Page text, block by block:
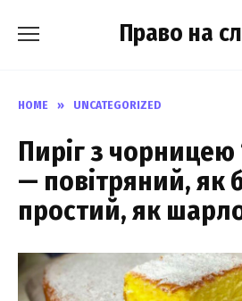
Право на
HOME » UNCATEGORIZED
Пиріг з чорницею
— повітряний, як
простий, як